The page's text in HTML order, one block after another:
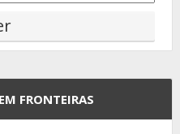
FRONTEIRAS